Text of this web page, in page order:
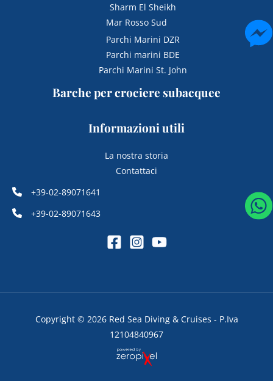
Sharm El Sheikh
Mar Rosso Sud
Parchi Marini DZR
Parchi marini BDE
Parchi Marini St. John
Barche per crociere subacquee
Informazioni utili
La nostra storia
Contattaci
+39-02-89071641
+39-02-89071643
Copyright © 2026 Red Sea Diving & Cruises - P.Iva
12104840967